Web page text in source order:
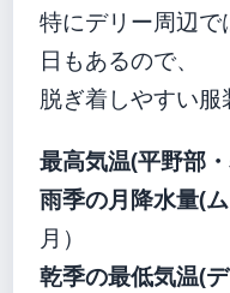
特にデリー周辺で
日もあるので、
脱ぎ着しやすい服
最高気温(平野部
雨季の月降水量(
月）
乾季の最低気温(